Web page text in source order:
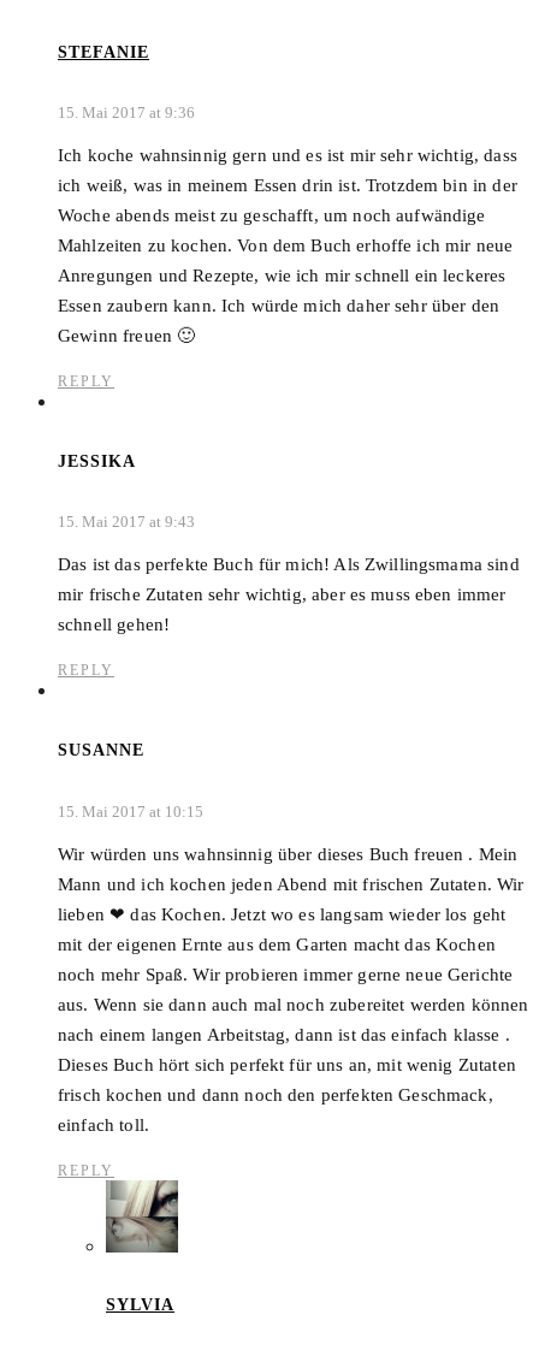
STEFANIE
15. Mai 2017 at 9:36
Ich koche wahnsinnig gern und es ist mir sehr wichtig, dass
ich weiß, was in meinem Essen drin ist. Trotzdem bin in der
Woche abends meist zu geschafft, um noch aufwändige
Mahlzeiten zu kochen. Von dem Buch erhoffe ich mir neue
Anregungen und Rezepte, wie ich mir schnell ein leckeres
Essen zaubern kann. Ich würde mich daher sehr über den
Gewinn freuen 🙂
REPLY
JESSIKA
15. Mai 2017 at 9:43
Das ist das perfekte Buch für mich! Als Zwillingsmama sind
mir frische Zutaten sehr wichtig, aber es muss eben immer
schnell gehen!
REPLY
SUSANNE
15. Mai 2017 at 10:15
Wir würden uns wahnsinnig über dieses Buch freuen . Mein
Mann und ich kochen jeden Abend mit frischen Zutaten. Wir
lieben ❤ das Kochen. Jetzt wo es langsam wieder los geht
mit der eigenen Ernte aus dem Garten macht das Kochen
noch mehr Spaß. Wir probieren immer gerne neue Gerichte
aus. Wenn sie dann auch mal noch zubereitet werden können
nach einem langen Arbeitstag, dann ist das einfach klasse .
Dieses Buch hört sich perfekt für uns an, mit wenig Zutaten
frisch kochen und dann noch den perfekten Geschmack,
einfach toll.
REPLY
SYLVIA